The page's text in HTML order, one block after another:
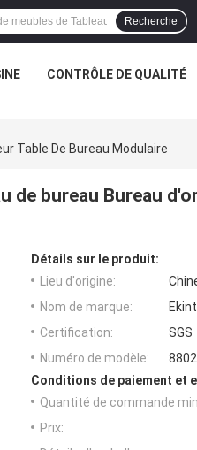
Recherche
CONTRÔLE DE QUALITÉ
Table De Bureau Modulaire
de bureau Bureau
Détails sur le produit:
Lieu d'origine:
Nom de marque:
Certification:
SGS
Numéro de modèle:
8802
Conditions de paiement et
Quantité de commande
Prix: